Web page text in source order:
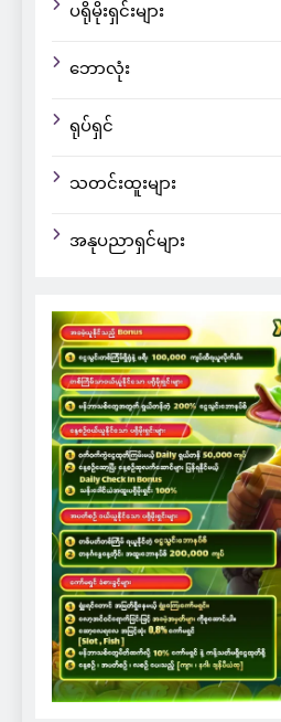
ပရိုမိုးရှင်းများ
ဘောလုံး
ရုပ်ရှင်
သတင်းထူးများ
အနုပညာရှင်များ